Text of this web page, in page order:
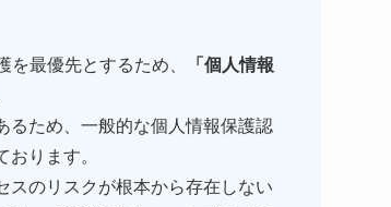
最優先とするため、
「個人情報
るため、一般的な個人情報保護認
ります。
スのリスクが根本から存在しない